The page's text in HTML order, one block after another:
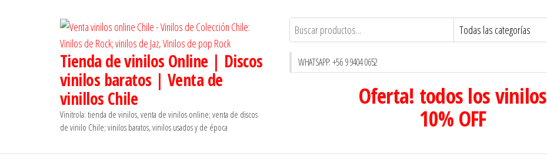
Tienda de vinilos Online | Discos
vinilos baratos | Venta de
vinillos Chile
Vinitrola: tienda de vinilos, venta de vinilos online; venta de discos
de vinilo Chile; vinilos baratos, vinilos usados y de época
WHATSAPP: +56 9 9404 0652
Oferta! todos los vinilos
10% OFF